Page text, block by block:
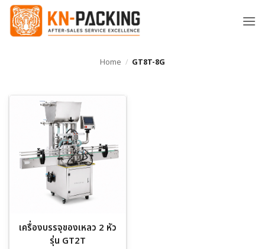
ข้าม
ยัง
Home / GT8T-8G
เครื่องบรรจุของเหลว 2 หัว
รุ่น GT2T